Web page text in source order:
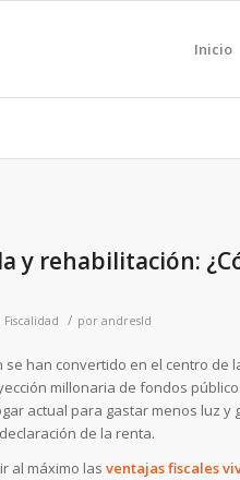
Inicio
y rehabilitación:
Fiscalidad / por andresld
se han convertido en el centro de
millonaria de fondos
actual para gastar menos luz y
de la renta.
al máximo las ventajas fiscales